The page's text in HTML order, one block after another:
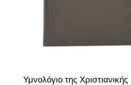
Υμνολόγιο της Χριστιανικής